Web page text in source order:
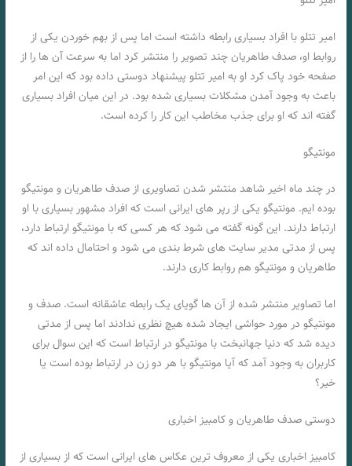
امیر تتلو با افراد بسیاری رابطه داشته است اما پس از بهم خوردن یکی از
روابط او، صدف طاهریان چند تصویر را منتشر کرد اما به سرعت آن ها را از
صفحه خود پاک کرد او به امیر تتلو پیشنهاد دوستی داده بود که این امر
باعث به وجود آمدن مشکلات بسیاری شده بود. در این میان افراد بسیاری
گفته اند که او برای جذب مخاطب این کار را کرده است.
مونتیگو
در چند ماه اخیر شاهد منتشر شدن تصاویری از صدف طاهریان و مونتیگو
بوده ایم. مونتیگو یکی از رپر های ایرانی است که افراد مشهور بسیاری با او
ارتباط دارند. این گونه گفته می شود که هر کسی که با مونتیگو ارتباط دارد،
پس از مدتی مدیر سایت های شرط بندی می شود و احتامال داده اند که
طاهریان و مونتیگو هم روابط کاری دارند.
اما تصاویر منتشر شده از آن ها گویای یک رابطه عاشقانه است. صدف و
مونتیگو در مورد حواشی ایجاد شده هیچ نظری ندادند اما پس از مدتی
دیده شد که دنیا جهانبخت با مونتیگو در ارتباط است که این سوال برای
کاربران به وجود آمد که آیا مونتیگو با هر دو زن در ارتباط بوده است یا
خیر؟
دوستی صدف طاهریان و کامبیز اخباری
کامبیز اخباری یکی از معروف ترین عکاس های ایرانی است که از بسیاری از